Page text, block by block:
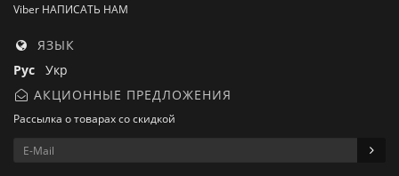
Viber НАПИСАТЬ НАМ
ЯЗЫК
Рус Укр
АКЦИОННЫЕ ПРЕДЛОЖЕНИЯ
Рассылка о товарах со скидкой